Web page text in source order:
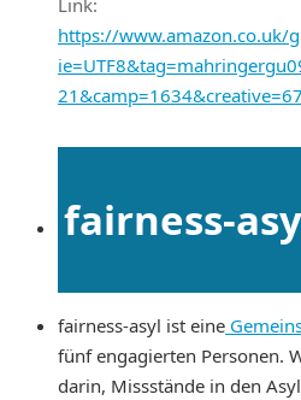
Link:
https://www.amazon.co.uk/
fairness-
fairness-asyl ist eine
fünf engagierten Personen.
darin, Missstände in den